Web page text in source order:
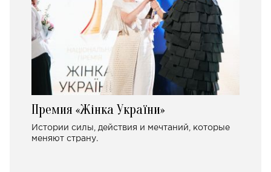
Премия «Жінка України»
Истории силы, действия и мечтаний, которые
меняют страну.